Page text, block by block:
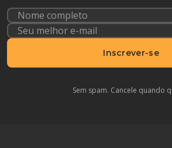
Inscrever-se
Sem spam. Cancele quando